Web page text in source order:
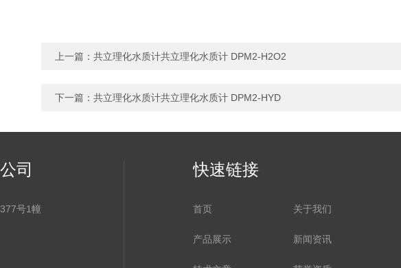
上一篇： 共立理化水质计共立理化水质计 DPM2-H2O2
下一篇： 共立理化水质计共立理化水质计 DPM2-HYD
司
号1幢
快速链接
首页 关于我们
产品展示 新闻资讯